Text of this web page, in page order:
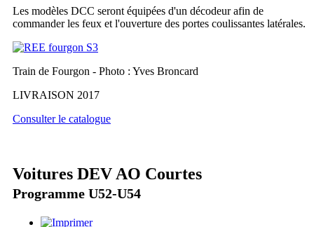
Les modèles DCC seront équipées d'un décodeur afin de
commander les feux et l'ouverture des portes coulissantes latérales.
Train de Fourgon - Photo : Yves Broncard
LIVRAISON 2017
Consulter le catalogue
Voitures DEV AO Courtes
Programme U52-U54